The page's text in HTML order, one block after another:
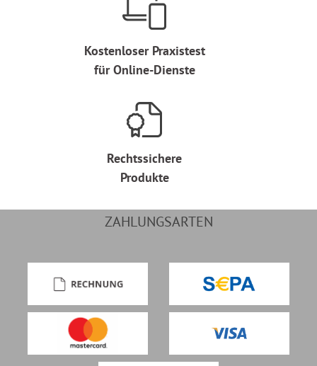
Kostenloser Praxistest
für Online-Dienste
Rechtssichere
Produkte
ZAHLUNGSARTEN